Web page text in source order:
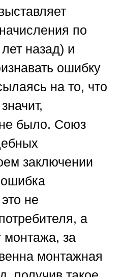
по
назад) и
ошибку
на то, что
было. Союз
заключении
ошибка
не
а
монтажа, за
монтажная